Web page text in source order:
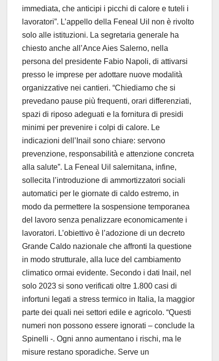
immediata, che anticipi i picchi di calore e tuteli i
lavoratori”. L’appello della Feneal Uil non è rivolto
solo alle istituzioni. La segretaria generale ha
chiesto anche all’Ance Aies Salerno, nella
persona del presidente Fabio Napoli, di attivarsi
presso le imprese per adottare nuove modalità
organizzative nei cantieri. “Chiediamo che si
prevedano pause più frequenti, orari differenziati,
spazi di riposo adeguati e la fornitura di presidi
minimi per prevenire i colpi di calore. Le
indicazioni dell’Inail sono chiare: servono
prevenzione, responsabilità e attenzione concreta
alla salute”. La Feneal Uil salernitana, infine,
sollecita l’introduzione di ammortizzatori sociali
automatici per le giornate di caldo estremo, in
modo da permettere la sospensione temporanea
del lavoro senza penalizzare economicamente i
lavoratori. L’obiettivo è l’adozione di un decreto
Grande Caldo nazionale che affronti la questione
in modo strutturale, alla luce del cambiamento
climatico ormai evidente. Secondo i dati Inail, nel
solo 2023 si sono verificati oltre 1.800 casi di
infortuni legati a stress termico in Italia, la maggior
parte dei quali nei settori edile e agricolo. “Questi
numeri non possono essere ignorati – conclude la
Spinelli -. Ogni anno aumentano i rischi, ma le
misure restano sporadiche. Serve un